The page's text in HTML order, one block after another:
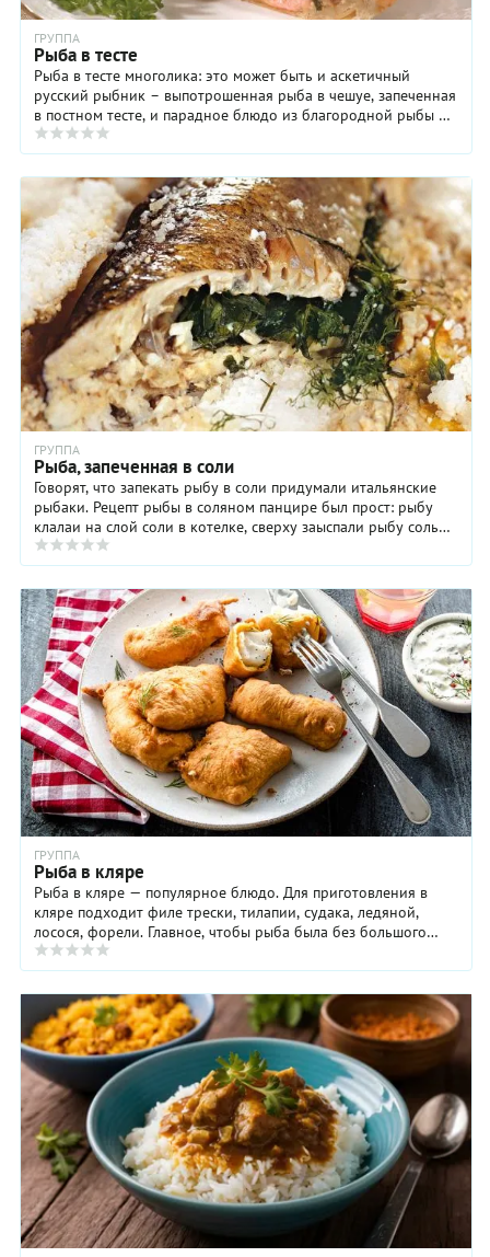
ГРУППА
Рыба в тесте
Рыба в тесте многолика: это может быть и аскетичный
русский рыбник – выпотрошенная рыба в чешуе, запеченная
в постном тесте, и парадное блюдо из благородной рыбы и
слоеного дрожжевого ...
ГРУППА
Рыба, запеченная в соли
Говорят, что запекать рыбу в соли придумали итальянские
рыбаки. Рецепт рыбы в соляном панцире был прост: рыбу
клалаи на слой соли в котелке, сверху заыспали рыбу солью
так, что она полностью покрывала ...
ГРУППА
Рыба в кляре
Рыба в кляре — популярное блюдо. Для приготовления в
кляре подходит филе трески, тилапии, судака, ледяной,
лосося, форели. Главное, чтобы рыба была без большого
количества мелких косточек. Рецептов ...